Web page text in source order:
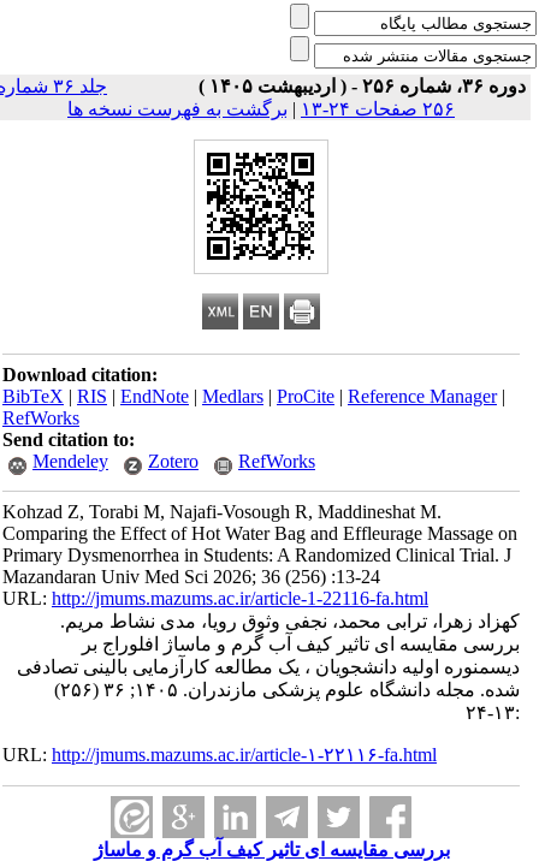
دوره ۳۶، شماره ۲۵۶ - ( اردیبهشت ۱۴۰۵ )
جلد ۳۶ شماره
۲۵۶ صفحات ۲۴-۱۳
| برگشت به فهرست نسخه ها
Download citation:
BibTeX|RIS|EndNote|Medlars|ProCite|Reference Manager
RefWorks
Send citation to:
Mendeley
Zotero RefWorks
Kohzad Z, Torabi M, Najafi-Vosough R, Maddineshat M.
Comparing the Effect of Hot Water Bag and Effleurage Massage on
Primary Dysmenorrhea in Students: A Randomized Clinical Trial. J
Mazandaran Univ Med Sci 2026; 36 (256) :13-24
URL:http://jmums.mazums.ac.ir/article-1-22116-fa.html
کهزاد زهرا، ترابی محمد، نجفی وثوق رویا، مدی نشاط مریم.
بررسی مقایسه ای تاثیر کیف آب گرم و ماساژ افلوراج بر
دیسمنوره اولیه دانشجویان ، یک مطالعه کارآزمایی بالینی تصادفی
شده. مجله دانشگاه علوم پزشکی مازندران. ۱۴۰۵; ۳۶ (۲۵۶)
URL:http://jmums.mazums.ac.ir/article-۱-۲۲۱۱۶-fa.html
بررسی مقایسه ای تاثیر کیف آب گرم و ماساژ